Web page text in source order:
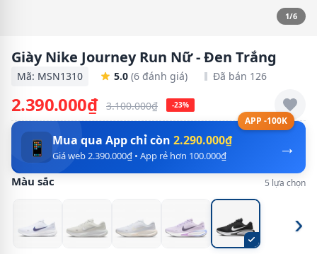
1/6
Giày Nike Journey Run Nữ - Đen Trắng
Mã: MSN1310 5.0 (6 đánh giá) Đã bán 126
2.390.000₫ 3.100.000₫ -23%
APP -100K
→
📱 Mua qua App chỉ còn 2.290.000₫
Giá web 2.390.000₫ • App rẻ hơn 100.000₫
Màu sắc 5 lựa chọn
›